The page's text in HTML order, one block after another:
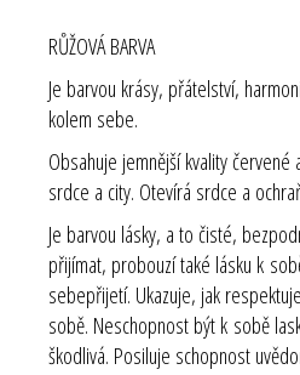
RŮŽOVÁ BARVA
Je barvou krásy, přátelství,
kolem sebe.
Obsahuje jemnější kvality
srdce a city. Otevírá srdce a
Je barvou lásky, a to čisté,
přijímat, probouzí také lásku k
sebepřijetí. Ukazuje, jak
sobě. Neschopnost být k sobě
škodlivá. Posiluje schopnost